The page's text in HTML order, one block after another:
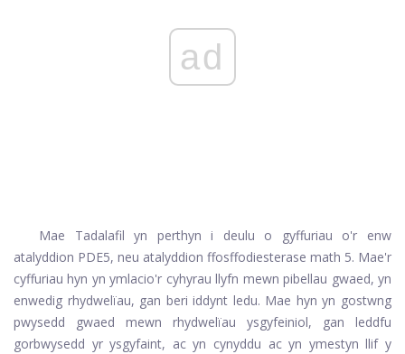
ad
Mae Tadalafil yn perthyn i deulu o gyffuriau o'r enw
atalyddion PDE5, neu atalyddion ffosffodiesterase math 5. Mae'r
cyffuriau hyn yn ymlacio'r cyhyrau llyfn mewn pibellau gwaed, yn
enwedig rhydwelïau, gan beri iddynt ledu. Mae hyn yn gostwng
pwysedd gwaed mewn rhydwelïau ysgyfeiniol, gan leddfu
gorbwysedd yr ysgyfaint, ac yn cynyddu ac yn ymestyn llif y